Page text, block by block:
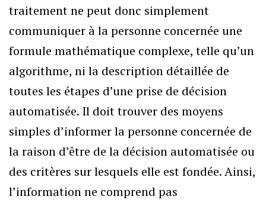
traitement ne peut donc simplement
communiquer à la personne concernée une
formule mathématique complexe, telle qu’un
algorithme, ni la description détaillée de
toutes les étapes d’une prise de décision
automatisée. Il doit trouver des moyens
simples d’informer la personne concernée de
la raison d’être de la décision automatisée ou
des critères sur lesquels elle est fondée. Ainsi,
l’information ne comprend pas